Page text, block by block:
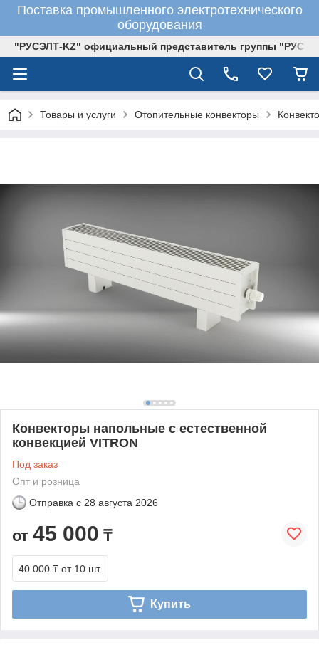
Поставка промышленного электротехнического
оборудования
"РУСЭЛТ-KZ" официальный представитель группы
Товары и услуги Отопительные конвекторы
Конвекторы напольные с естественной
конвекцией VITRON
Под заказ
Опт и розница
Отправка с 28 августа 2026
от 45 000 ₸
40 000 ₸ от 10 шт.
Купить